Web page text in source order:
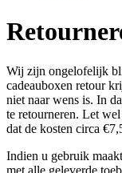
Wij zijn ongelofelijk
cadeauboxen retour
niet naar wens is. In
te retourneren. Let
dat de kosten circa
Indien u gebruik
met alle geleverde